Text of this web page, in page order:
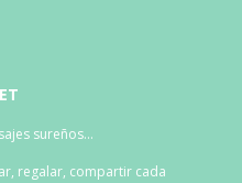
sureños…
regalar, compartir cada